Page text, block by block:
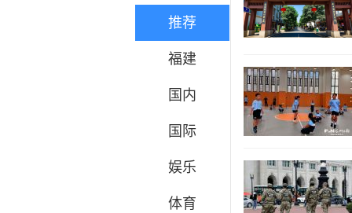
推荐
福建
国内
国际
娱乐
体育